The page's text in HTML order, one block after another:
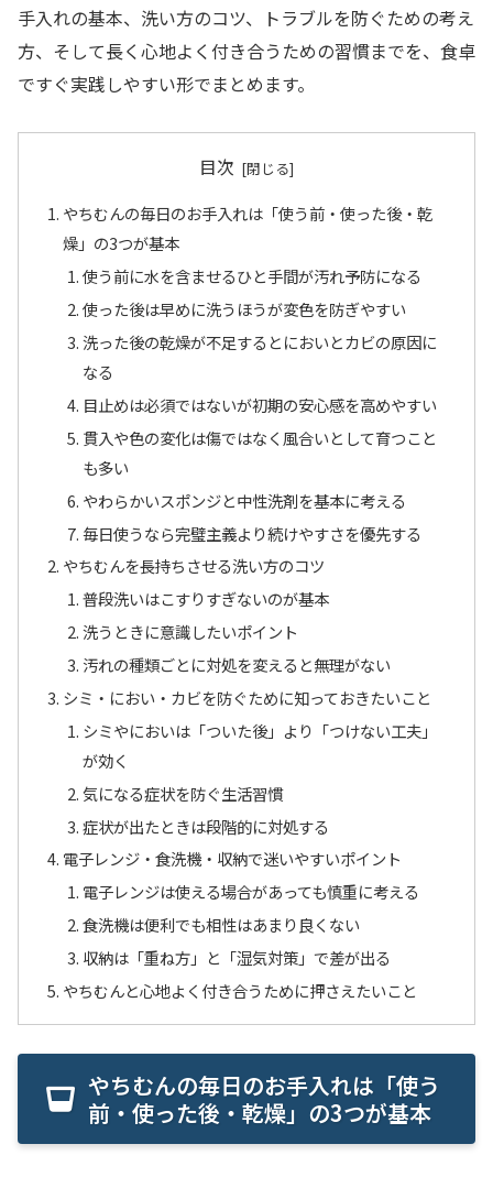
手入れの基本、洗い方のコツ、トラブルを防ぐための考え
方、そして長く心地よく付き合うための習慣までを、食卓
ですぐ実践しやすい形でまとめます。
目次
やちむんの毎日のお手入れは「使う前・使った後・乾
燥」の3つが基本
使う前に水を含ませるひと手間が汚れ予防になる
使った後は早めに洗うほうが変色を防ぎやすい
洗った後の乾燥が不足するとにおいとカビの原因に
なる
目止めは必須ではないが初期の安心感を高めやすい
貫入や色の変化は傷ではなく風合いとして育つこと
も多い
やわらかいスポンジと中性洗剤を基本に考える
毎日使うなら完璧主義より続けやすさを優先する
やちむんを長持ちさせる洗い方のコツ
普段洗いはこすりすぎないのが基本
洗うときに意識したいポイント
汚れの種類ごとに対処を変えると無理がない
シミ・におい・カビを防ぐために知っておきたいこと
シミやにおいは「ついた後」より「つけない工夫」
が効く
気になる症状を防ぐ生活習慣
症状が出たときは段階的に対処する
電子レンジ・食洗機・収納で迷いやすいポイント
電子レンジは使える場合があっても慎重に考える
食洗機は便利でも相性はあまり良くない
収納は「重ね方」と「湿気対策」で差が出る
やちむんと心地よく付き合うために押さえたいこと
やちむんの毎日のお手入れは「使う
前・使った後・乾燥」の3つが基本